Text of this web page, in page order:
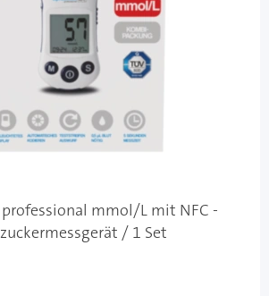
mmol/L mit NFC -
/ 1 Set